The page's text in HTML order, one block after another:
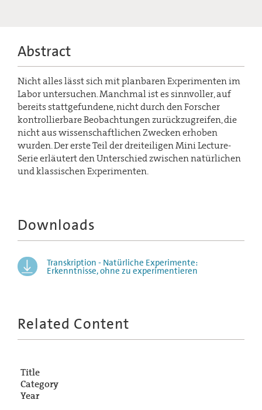
Abstract
Nicht alles lässt sich mit planbaren Experimenten im
Labor untersuchen. Manchmal ist es sinnvoller, auf
bereits stattgefundene, nicht durch den Forscher
kontrollierbare Beobachtungen zurückzugreifen, die
nicht aus wissenschaftlichen Zwecken erhoben
wurden. Der erste Teil der dreiteiligen Mini Lecture-
Serie erläutert den Unterschied zwischen natürlichen
und klassischen Experimenten.
Downloads
Transkription - Natürliche Experimente:
Erkenntnisse, ohne zu experimentieren
Related Content
Title
Category
Year